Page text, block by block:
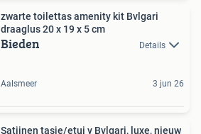
zwarte toilettas amenity kit Bvlgari
draaglus 20 x 19 x 5 cm
Bieden Details
Aalsmeer 3 jun 26
Satijnen tasje/etui v Bvlgari, luxe, nieuw